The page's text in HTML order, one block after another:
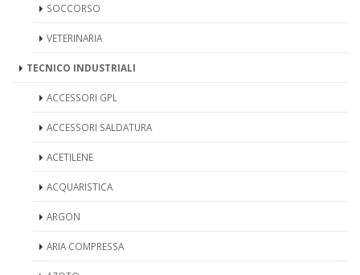
SOCCORSO
VETERINARIA
TECNICO INDUSTRIALI
ACCESSORI GPL
ACCESSORI SALDATURA
ACETILENE
ACQUARISTICA
ARGON
ARIA COMPRESSA